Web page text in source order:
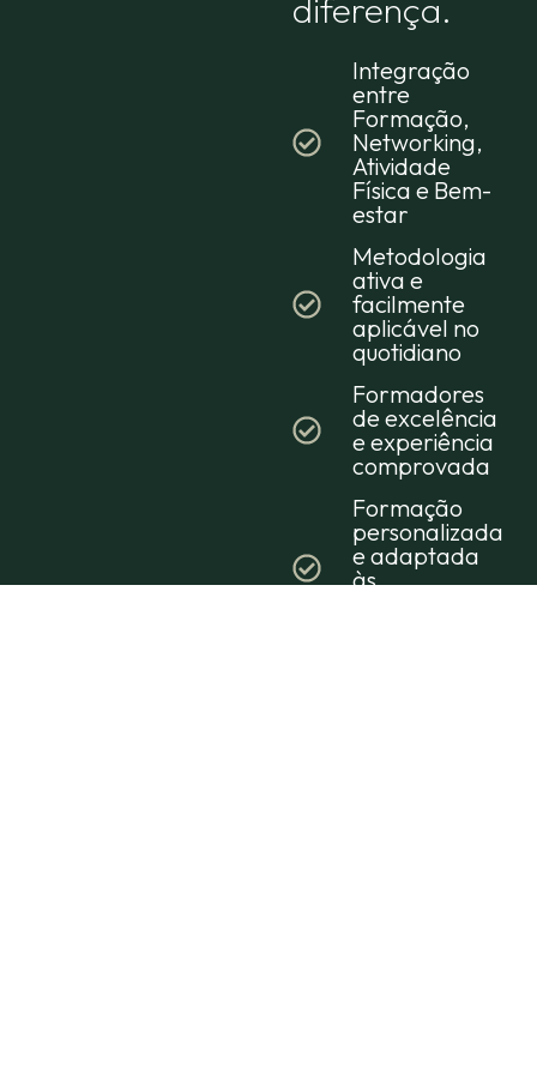
diferença.
Integração
entre
Formação,
Networking,
Atividade
Física e Bem-
estar
Metodologia
ativa e
facilmente
aplicável no
quotidiano
Formadores
de excelência
e experiência
comprovada
Formação
personalizada
e adaptada
às